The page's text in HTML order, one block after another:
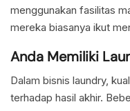
menggunakan fasilitas
mereka biasanya ikut
Anda Memiliki
Dalam bisnis laundry,
terhadap hasil akhir.